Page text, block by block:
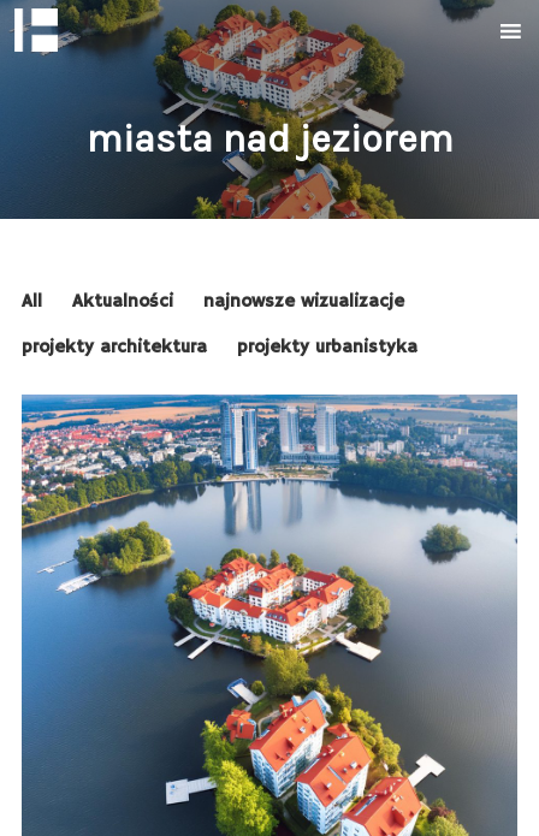
miasta nad jeziorem
All Aktualności
najnowsze wizualizacje
projekty architektura
projekty urbanistyka